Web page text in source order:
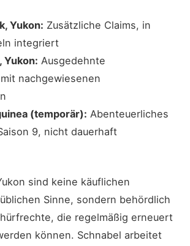
Yukon: Zusätzliche Claims, in
integriert
Yukon: Ausgedehnte
nachgewiesenen
(temporär): Abenteuerliches
9, nicht dauerhaft
sind keine käuflichen
Sinne, sondern behördlich
die regelmäßig erneuert
können. Schnabel arbeitet